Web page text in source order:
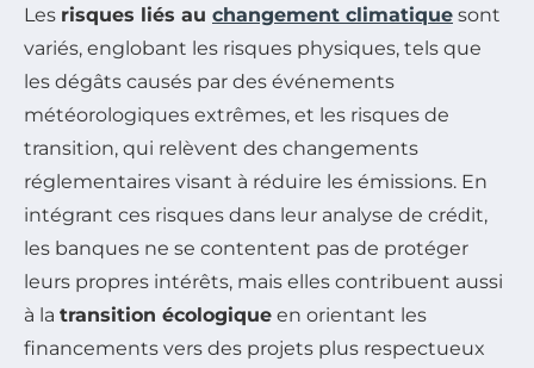
Les risques liés au changement climatique sont
variés, englobant les risques physiques, tels que
les dégâts causés par des événements
météorologiques extrêmes, et les risques de
transition, qui relèvent des changements
réglementaires visant à réduire les émissions. En
intégrant ces risques dans leur analyse de crédit,
les banques ne se contentent pas de protéger
leurs propres intérêts, mais elles contribuent aussi
à la transition écologique en orientant les
financements vers des projets plus respectueux